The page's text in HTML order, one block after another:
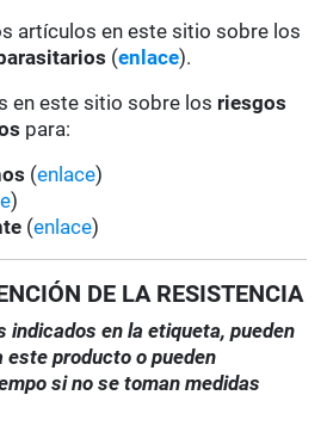
artículos en este sitio sobre los
(enlace).
en este sitio sobre los riesgos
para:
(enlace)
)
(enlace)
DE LA RESISTENCIA
indicados en la etiqueta, pueden
producto o pueden
si no se toman medidas